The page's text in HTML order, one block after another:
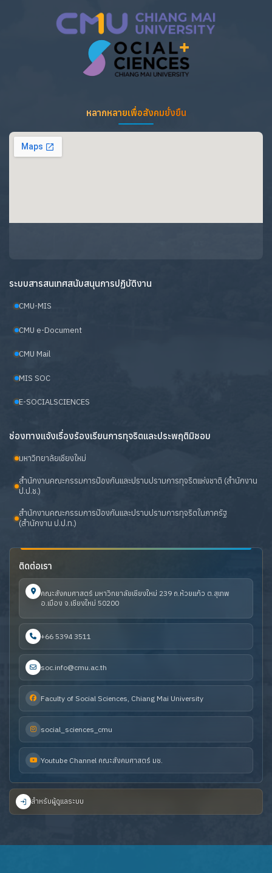
หลากหลายเพื่อสังคมยั่งยืน
ระบบสารสนเทศสนับสนุนการปฏิบัติงาน
CMU-MIS
CMU e-Document
CMU Mail
MIS SOC
E-SOCIALSCIENCES
ช่องทางแจ้งเรื่องร้องเรียนการทุจริตและประพฤติมิชอบ
มหาวิทยาลัยเชียงใหม่
สำนักงานคณะกรรมการป้องกันและปราบปรามการทุจริตแห่งชาติ (สำนักงาน
ป.ป.ช.)
สำนักงานคณะกรรมการป้องกันและปราบปรามการทุจริตในภาครัฐ
(สำนักงาน ป.ป.ท.)
ติดต่อเรา
คณะสังคมศาสตร์ มหาวิทยาลัยเชียงใหม่ 239 ถ.ห้วยแก้ว ต.สุเทพ
อ.เมือง จ.เชียงใหม่ 50200
+66 5394 3511
soc.info@cmu.ac.th
Faculty of Social Sciences, Chiang Mai University
social_sciences_cmu
Youtube Channel คณะสังคมศาสตร์ มช.
สำหรับผู้ดูแลระบบ